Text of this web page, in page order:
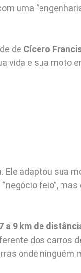
uma
de Cícero
vida e sua moto
Ele adaptou sua
feio”,
a 9 km de
dos carros
onde ninguém